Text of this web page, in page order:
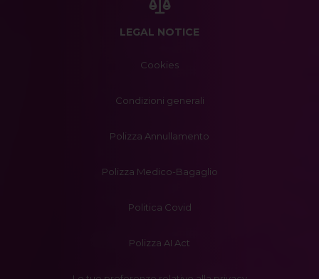
LEGAL NOTICE
Cookies
Condizioni generali
Polizza Annullamento
Polizza Medico-Bagaglio
Politica Covid
Polizza AI Act